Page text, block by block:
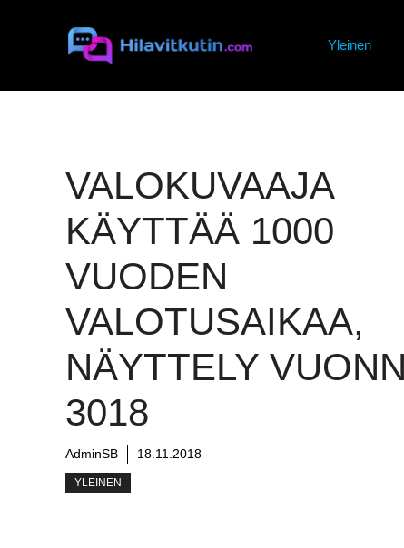
Yleinen
VALOKUVAAJA
KÄYTTÄÄ 1000
VUODEN
VALOTUSAIKAA,
NÄYTTELY
3018
AdminSB 18.11.2018
YLEINEN